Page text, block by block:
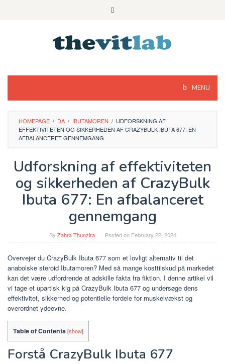
MENU
HOMEPAGE / DA / IBUTAMOREN / UDFORSKNING AF
EFFEKTIVITETEN OG SIKKERHEDEN AF ​​CRAZYBULK IBUTA 677: EN
AFBALANCERET GENNEMGANG
Udforskning af effektiviteten
og sikkerheden af ​​CrazyBulk
Ibuta 677: En afbalanceret
gennemgang
By Zahra Thunzira Posted on February 22, 2024
Overvejer du CrazyBulk Ibuta 677 som et lovligt alternativ til det
anabolske steroid Ibutamoren? Med så mange kosttilskud på markedet
kan det være udfordrende at adskille fakta fra fiktion. I denne artikel vil
vi tage et upartisk kig på CrazyBulk Ibuta 677 og undersøge dens
effektivitet, sikkerhed og potentielle fordele for muskelvækst og
overordnet ydeevne.
Table of Contents[show]
Forstå CrazyBulk Ibuta 677